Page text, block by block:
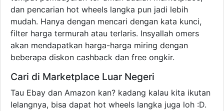
dan pencarian hot wheels langka pun jadi lebih
mudah. Hanya dengan mencari dengan kata kunci,
filter harga termurah atau terlaris. Insyallah omers
akan mendapatkan harga-harga miring dengan
beberapa diskon cashback dan free ongkir.
Cari di Marketplace Luar Negeri
Tau Ebay dan Amazon kan? kadang kalau kita ikutan
lelangnya, bisa dapat hot wheels langka juga loh :D.